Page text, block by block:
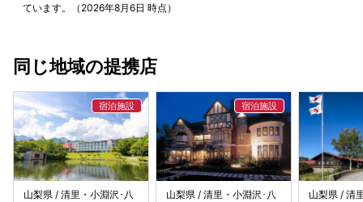
ています。（2026年8月6日 時点）
同じ地域の提携店
山梨県 / 清里・小淵沢･八
山梨県 / 清里・小淵沢･八
山梨県 / 清